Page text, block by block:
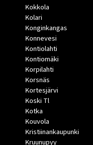
Kokkola
Kolari
Konginkangas
Konnevesi
Kontiolahti
Kontiomäki
Korpilahti
Korsnäs
Kortesjärvi
Koski Tl
Kotka
Kouvola
Kristiinankaupunki
Kruunupyy